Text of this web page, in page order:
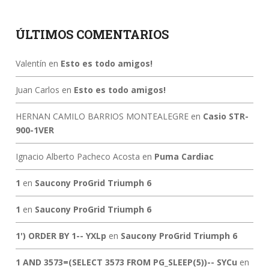
ÚLTIMOS COMENTARIOS
Valentín en Esto es todo amigos!
Juan Carlos en Esto es todo amigos!
HERNAN CAMILO BARRIOS MONTEALEGREen Casio STR-
900-1VER
Ignacio Alberto Pacheco Acosta en Puma Cardiac
1 en Saucony ProGrid Triumph 6
1 en Saucony ProGrid Triumph 6
1') ORDER BY 1-- YXLp en Saucony ProGrid Triumph 6
1 AND 3573=(SELECT 3573 FROM PG_SLEEP(5))-- SYCu en